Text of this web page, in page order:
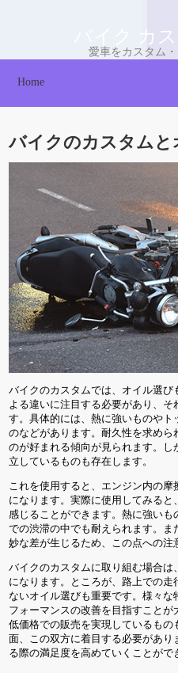
バイク カ
愛車をカスタム
Home
バイクのカスタムと
バイクのカスタムでは、オイル選
よる違いに注目する必要があり、
す。具体的には、熱に強いものや
のなどがあります。耐久性を求め
のが好まれる傾向が見られます。
立しているものも存在します。
これを使用すると、エンジン内の
になります。実際に使用してみる
感じることができます。熱に強い
での渋滞の中でも耐えられます。
妙な差が生じるため、この点への注
バイクのカスタムに取り組む場合
になります。ところが、路上での
ないオイル選びも重要です。様々
フォーマンスの改善を目指すことが
低価格での販売を実現しているも
面、この双方に着目する必要があ
る際の満足度を高めていくことがで